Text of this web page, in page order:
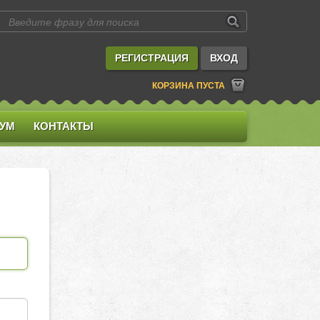
РЕГИСТРАЦИЯ ВХОД
КОРЗИНА ПУСТА
КОНТАКТЫ